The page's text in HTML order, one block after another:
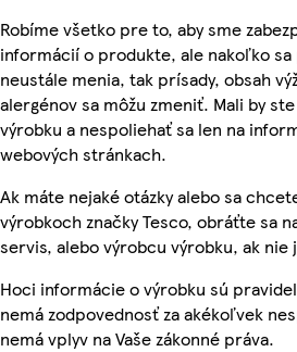
Robíme všetko pre to, aby sme
informácií o produkte, ale nakoľko
neustále menia, tak prísady, obsah
alergénov sa môžu zmeniť. Mali by
výrobku a nespoliehať sa len na
webových stránkach.
Ak máte nejaké otázky alebo sa
výrobkoch značky Tesco, obráťte sa
servis, alebo výrobcu výrobku, ak nie
Hoci informácie o výrobku sú
nemá zodpovednosť za akékoľvek
nemá vplyv na Vaše zákonné práva.